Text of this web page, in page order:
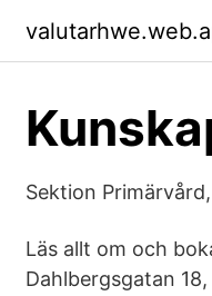
Sektion
Läs allt om och
Dahlbergsgatan